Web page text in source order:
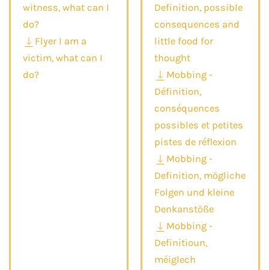
witness, what can I
do?
Flyer I am a
victim, what can I
do?
Definition, possible
consequences and
little food for
thought
Mobbing -
Définition,
conséquences
possibles et petites
pistes de réflexion
Mobbing -
Definition, mögliche
Folgen und kleine
Denkanstöße
Mobbing -
Definitioun,
méiglech